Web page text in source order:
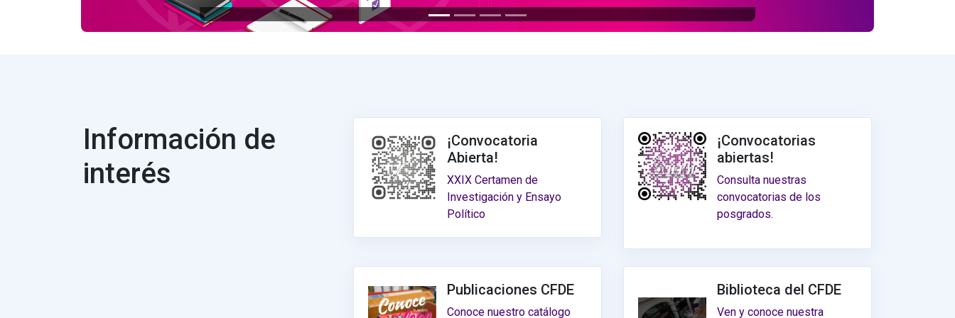
Información de
interés
¡Convocatoria
Abierta!
XXIX Certamen de
Investigación y Ensayo
Político
¡Convocatorias
abiertas!
Consulta nuestras
convocatorias de los
posgrados.
Publicaciones CFDE
Conoce nuestro catálogo
Biblioteca del CFDE
Ven y conoce nuestra